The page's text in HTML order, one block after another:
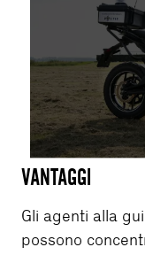
VANTAGGI
Gli agenti alla
possono